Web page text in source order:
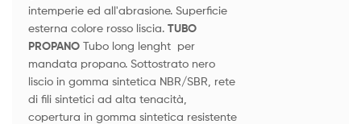
intemperie ed all'abrasione. Superficie
esterna colore rosso liscia. TUBO
PROPANOTubo long lenght per
mandata propano. Sottostrato nero
liscio in gomma sintetica NBR/SBR, rete
di fili sintetici ad alta tenacità,
copertura in gomma sintetica resistente